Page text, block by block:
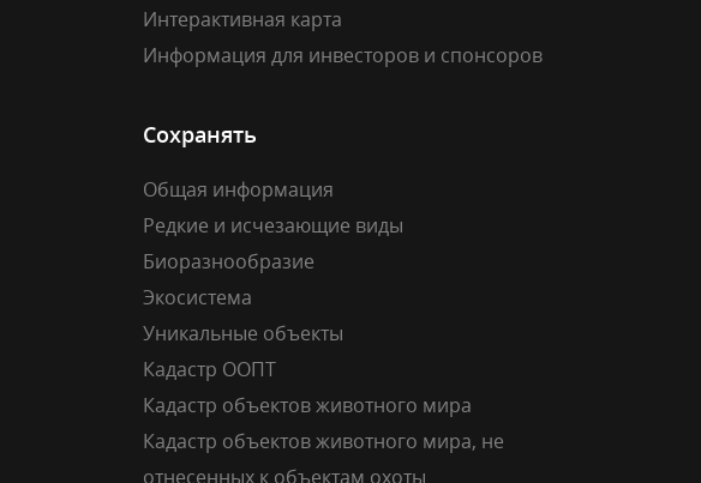
Интерактивная карта
Информация для инвесторов и спонсоров
Сохранять
Общая информация
Редкие и исчезающие виды
Биоразнообразие
Экосистема
Уникальные объекты
Кадастр ООПТ
Кадастр объектов животного мира
Кадастр объектов животного мира, не
отнесенных к объектам охоты